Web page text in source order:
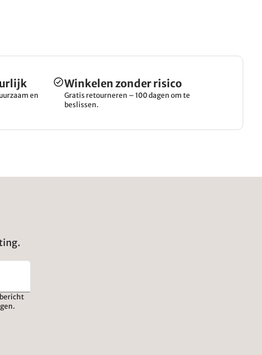
en
Winkelen zonder risico
Gratis retourneren – 100 dagen om te
beslissen.